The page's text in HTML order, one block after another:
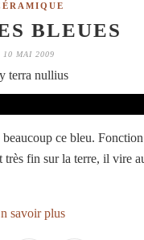
BLEUES
10 MAI 2009
terra nullius
ce bleu.
fin sur la terre, il vire
savoir plus